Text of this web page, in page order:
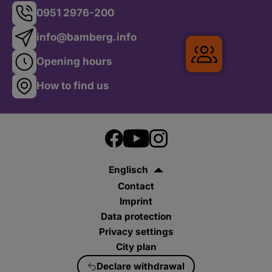
0951 2976-200
info@bamberg.info
Opening hours
How to find us
Englisch
Contact
Imprint
Data protection
Privacy settings
City plan
Declare withdrawal